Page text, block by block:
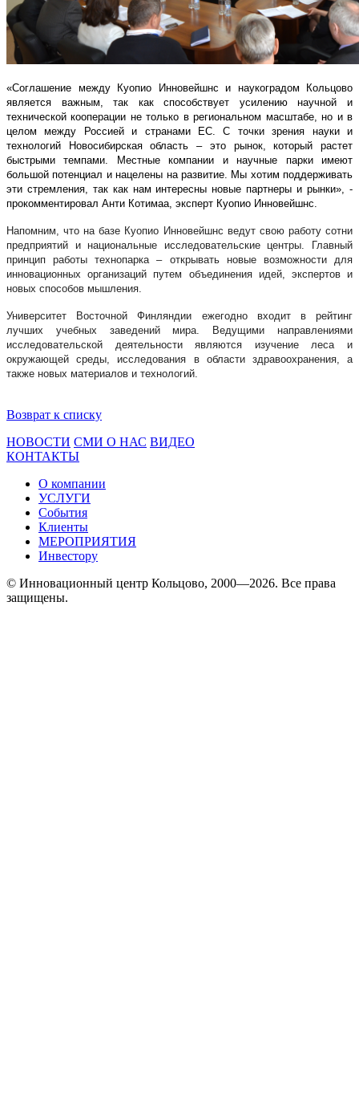
«Соглашение между Куопио Инновейшнс и наукоградом Кольцово
является важным, так как способствует усилению научной и
технической кооперации не только в региональном масштабе, но и в
целом между Россией и странами ЕС. С точки зрения науки и
технологий Новосибирская область – это рынок, который растет
быстрыми темпами. Местные компании и научные парки имеют
большой потенциал и нацелены на развитие. Мы хотим поддерживать
эти стремления, так как нам интересны новые партнеры и рынки», -
прокомментировал Анти Котимаа, эксперт Куопио Инновейшнс.
Напомним, что на базе Куопио Инновейшнс ведут свою работу сотни
предприятий и национальные исследовательские центры. Главный
принцип работы технопарка – открывать новые возможности для
инновационных организаций путем объединения идей, экспертов и
новых способов мышления.
Университет Восточной Финляндии ежегодно входит в рейтинг
лучших учебных заведений мира. Ведущими направлениями
исследовательской деятельности являются изучение леса и
окружающей среды, исследования в области здравоохранения, а
также новых материалов и технологий.
Возврат к списку
НОВОСТИ СМИ О НАС ВИДЕО
КОНТАКТЫ
О компании
УСЛУГИ
События
Клиенты
МЕРОПРИЯТИЯ
Инвестору
© Инновационный центр Кольцово, 2000—2026. Все права
защищены.